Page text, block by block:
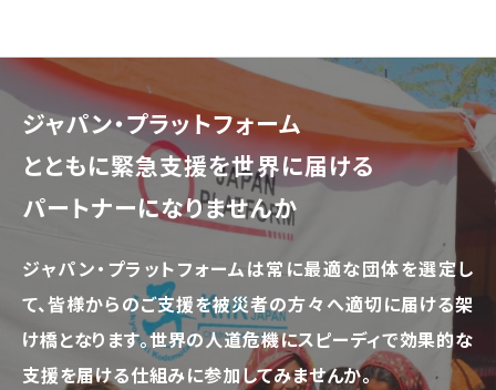
ジャパン・プラットフォーム
とともに緊急支援を世界に届ける
パートナーになりませんか
ジャパン・プラットフォームは常に最適な団体を選定し
て、皆様からのご支援を被災者の方々へ適切に届ける架
け橋となります。世界の人道危機にスピーディで効果的な
支援を届ける仕組みに参加してみませんか。